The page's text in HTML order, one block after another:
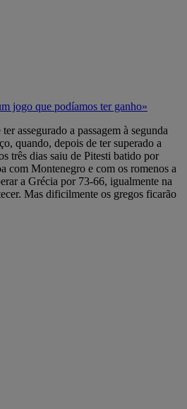
jogo que podíamos ter ganho»
assegurado a passagem à segunda
quando, depois de ter superado a
três dias saiu de Pitesti batido por
com Montenegro e com os romenos a
a Grécia por 73-66, igualmente na
Mas dificilmente os gregos ficarão